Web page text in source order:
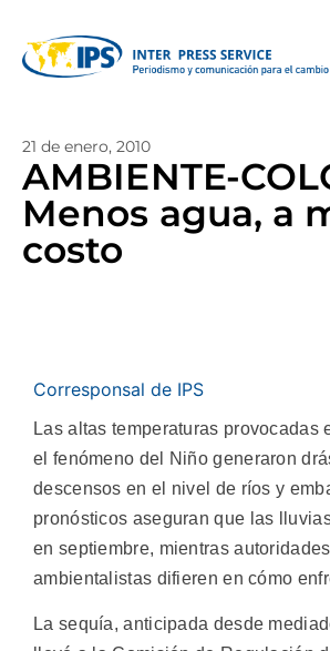
21 de enero, 2010
AMBIENTE-
Menos agua, a
costo
Corresponsal de IPS
Las altas temperaturas provocadas
el fenómeno del Niño generaron
descensos en el nivel de ríos y
pronósticos aseguran que las
en septiembre, mientras
ambientalistas difieren en cómo
La sequía, anticipada desde